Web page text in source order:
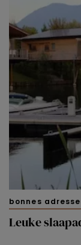
bonnes
Leuke